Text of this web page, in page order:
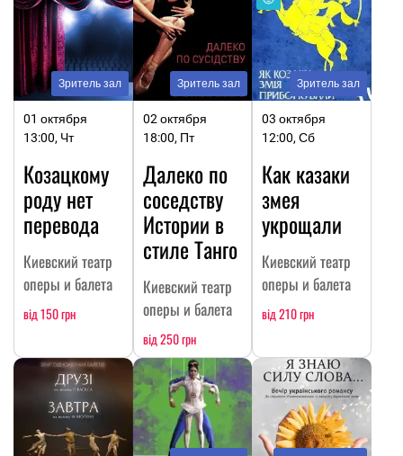
Зритель зал
01 октября
13:00, Чт
Козацкому
роду нет
перевода
Киевский театр
оперы и балета
від 150 грн
Зритель зал
02 октября
18:00, Пт
Далеко по
соседству
Истории в
стиле Танго
Киевский театр
оперы и балета
від 250 грн
Зритель зал
03 октября
12:00, Сб
Как казаки
змея
укрощали
Киевский театр
оперы и балета
від 210 грн